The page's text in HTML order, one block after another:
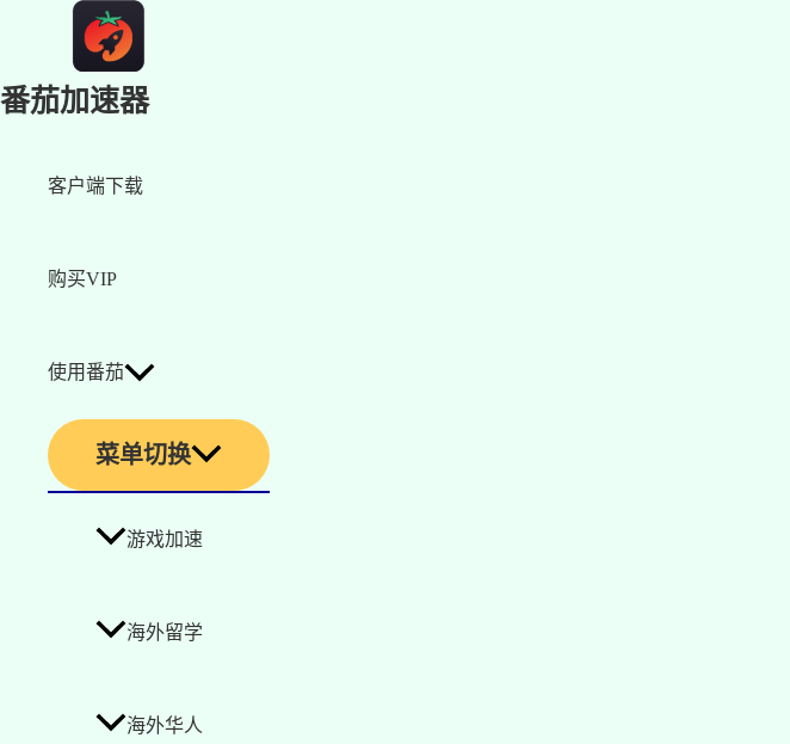
番茄加速器
客户端下载
购买VIP
使用番茄
菜单切换
游戏加速
海外留学
海外华人